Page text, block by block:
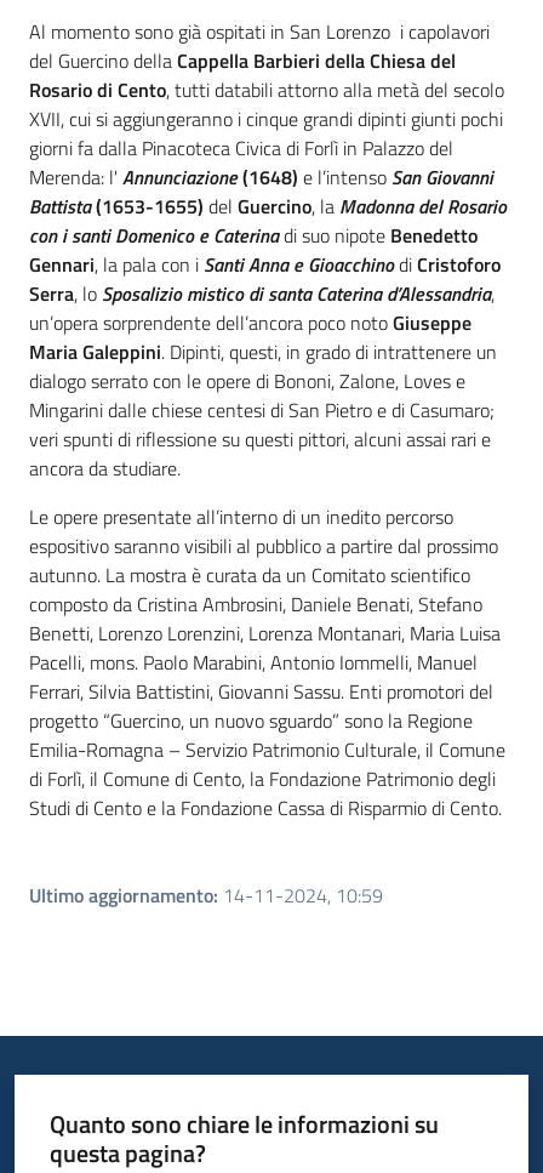
Al momento sono già ospitati in San Lorenzo i capolavori
del Guercino dellaCappella Barbieri della Chiesa del
Rosario di Cento, tutti databili attorno alla metà del secolo
XVII, cui si aggiungeranno i cinque grandi dipinti giunti pochi
giorni fa dalla Pinacoteca Civica di Forlì in Palazzo del
Merenda: l' Annunciazione(1648) e l’intenso San Giovanni
Battista(1653-1655) del Guercino, la Madonna del Rosario
con i santi Domenico e Caterinadi suo nipote Benedetto
Gennari, la pala con i Santi Anna e GioacchinodiCristoforo
Serra, lo Sposalizio mistico di santa Caterina d’Alessandria,
un’opera sorprendente dell’ancora poco notoGiuseppe
Maria Galeppini. Dipinti, questi, in grado di intrattenere un
dialogo serrato con le opere di Bononi, Zalone, Loves e
Mingarini dalle chiese centesi di San Pietro e di Casumaro;
veri spunti di riflessione su questi pittori, alcuni assai rari e
ancora da studiare.
Le opere presentate all’interno di un inedito percorso
espositivo saranno visibili al pubblico a partire dal prossimo
autunno. La mostra è curata da un Comitato scientifico
composto da Cristina Ambrosini, Daniele Benati, Stefano
Benetti, Lorenzo Lorenzini, Lorenza Montanari, Maria Luisa
Pacelli, mons. Paolo Marabini, Antonio Iommelli, Manuel
Ferrari, Silvia Battistini, Giovanni Sassu. Enti promotori del
progetto “Guercino, un nuovo sguardo” sono la Regione
Emilia-Romagna – Servizio Patrimonio Culturale, il Comune
di Forlì, il Comune di Cento, la Fondazione Patrimonio degli
Studi di Cento e la Fondazione Cassa di Risparmio di Cento.
Ultimo aggiornamento: 14-11-2024, 10:59
Quanto sono chiare le informazioni su
questa pagina?